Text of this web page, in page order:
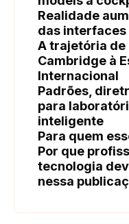
Realidade
das
A trajetória de
Cambridge à
Internacional
Padrões,
para
inteligente
Para quem
Por que
tecnologia
nessa